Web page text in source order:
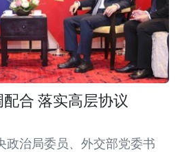
合 落实高层协议
政治局委员、外交部党委书